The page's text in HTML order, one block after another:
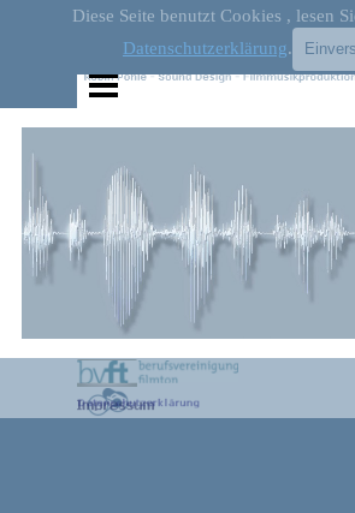
Diese Seite benutzt Cookies , lesen
Datenschutzerklärung.
Direkt zum Seiteninhalt
Menü überspringen